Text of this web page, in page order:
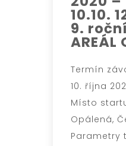
10.10.
9.
AREÁL
Termín
10. října
Místo
Opálená,
Parametry